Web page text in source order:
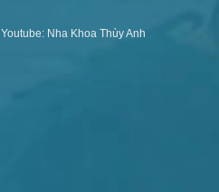
Youtube: Nha Khoa Thùy Anh